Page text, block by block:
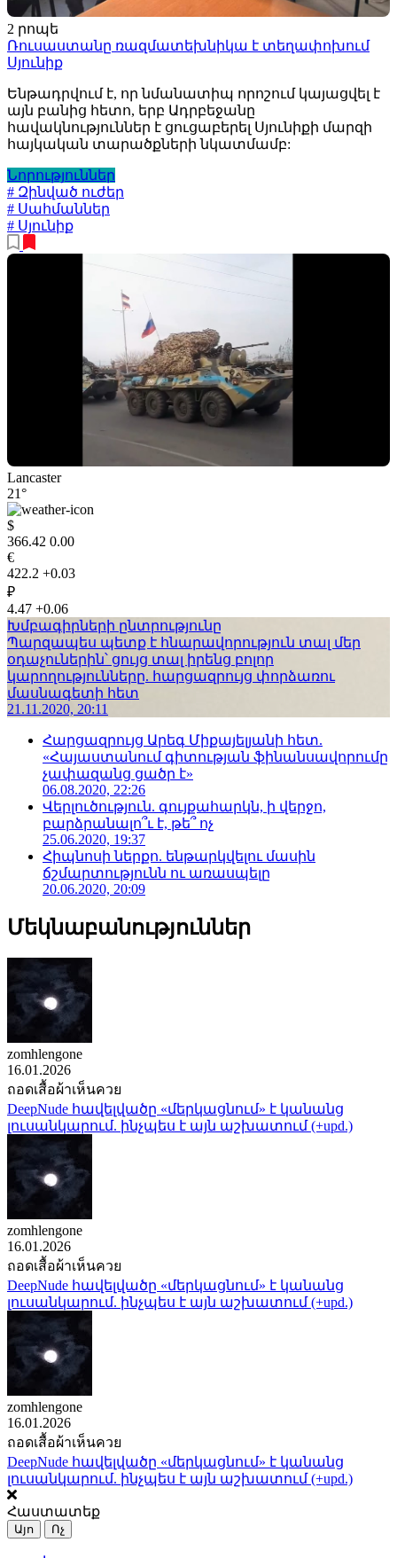
2 րոպե
Ռուսաստանը ռազմատեխնիկա է տեղափոխում
Սյունիք
Ենթադրվում է, որ նմանատիպ որոշում կայացվել է
այն բանից հետո, երբ Ադրբեջանը
հավակնություններ է ցուցաբերել Սյունիքի մարզի
հայկական տարածքների նկատմամբ:
Նորություններ
# Զինված ուժեր
# Սահմաններ
# Սյունիք
Lancaster
21°
$
366.42 0.00
€
422.2 +0.03
₽
4.47 +0.06
Խմբագիրների ընտրությունը
Պարզապես պետք է հնարավորություն տալ մեր
օդաչուներին՝ ցույց տալ իրենց բոլոր
կարողությունները. հարցազրույց փորձառու
մասնագետի հետ
21.11.2020, 20:11
Հարցազրույց Արեգ Միքայելյանի հետ.
«Հայաստանում գիտության ֆինանսավորումը
չափազանց ցածր է»
06.08.2020, 22:26
Վերլուծություն. գույքահարկն, ի վերջո,
բարձրանալո՞ւ է, թե՞ ոչ
25.06.2020, 19:37
Հիպնոսի ներքո. ենթարկվելու մասին
ճշմարտությունն ու առասպելը
20.06.2020, 20:09
Մեկնաբանություններ
zomhlengone
16.01.2026
ถอดเสื้อผ้าเห็นควย
DeepNude հավելվածը «մերկացնում» է կանանց
լուսանկարում. ինչպես է այն աշխատում (+upd.)
zomhlengone
16.01.2026
ถอดเสื้อผ้าเห็นควย
DeepNude հավելվածը «մերկացնում» է կանանց
լուսանկարում. ինչպես է այն աշխատում (+upd.)
zomhlengone
16.01.2026
ถอดเสื้อผ้าเห็นควย
DeepNude հավելվածը «մերկացնում» է կանանց
լուսանկարում. ինչպես է այն աշխատում (+upd.)
Հաստատեք
Այո Ոչ